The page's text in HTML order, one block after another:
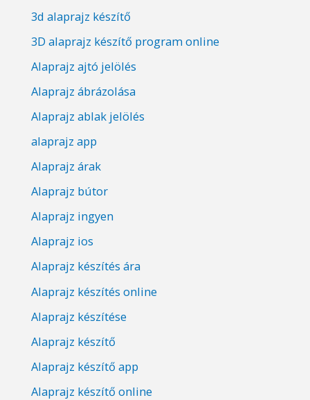
3d alaprajz készítő
3D alaprajz készítő program online
Alaprajz ajtó jelölés
Alaprajz ábrázolása
Alaprajz ablak jelölés
alaprajz app
Alaprajz árak
Alaprajz bútor
Alaprajz ingyen
Alaprajz ios
Alaprajz készítés ára
Alaprajz készítés online
Alaprajz készítése
Alaprajz készítő
Alaprajz készítő app
Alaprajz készítő online